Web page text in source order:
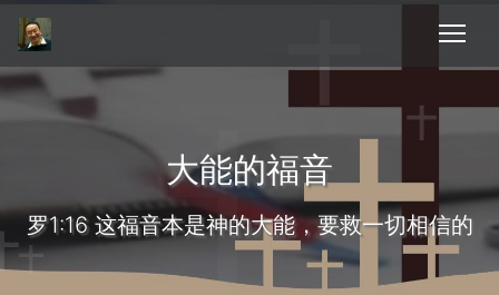
大能的福音
罗1:16 这福音本是神的大能，要救一切相信的